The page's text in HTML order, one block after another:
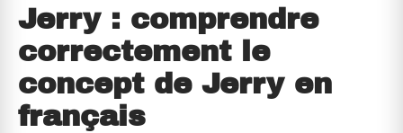
Jerry : comprendre
correctement le
concept de Jerry en
français